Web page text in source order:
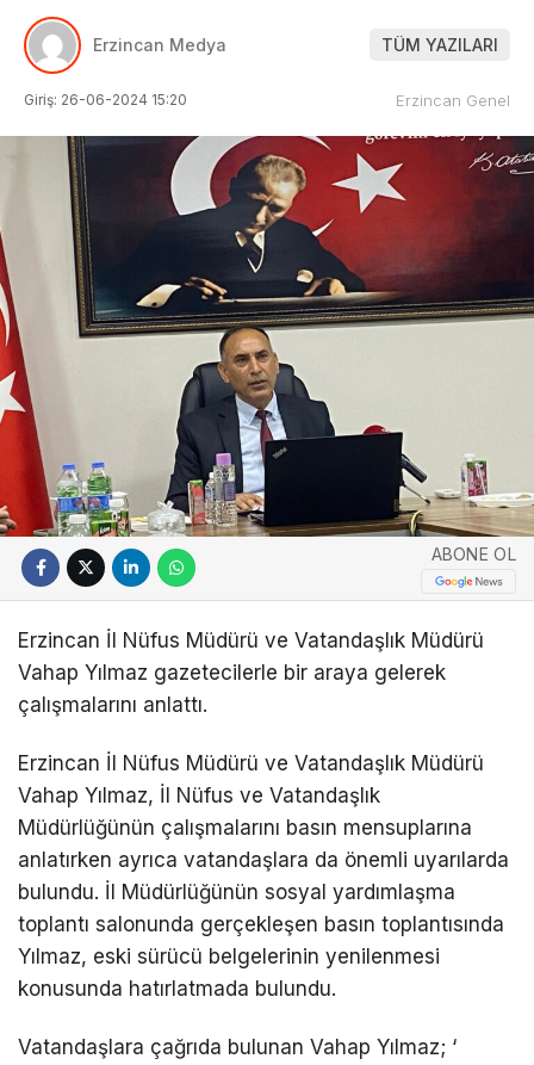
Erzincan Medya TÜM YAZILARI
Giriş: 26-06-2024 15:20 Erzincan Genel
ABONE OL
Erzincan İl Nüfus Müdürü ve Vatandaşlık Müdürü
Vahap Yılmaz gazetecilerle bir araya gelerek
çalışmalarını anlattı.
Erzincan İl Nüfus Müdürü ve Vatandaşlık Müdürü
Vahap Yılmaz, İl Nüfus ve Vatandaşlık
Müdürlüğünün çalışmalarını basın mensuplarına
anlatırken ayrıca vatandaşlara da önemli uyarılarda
bulundu. İl Müdürlüğünün sosyal yardımlaşma
toplantı salonunda gerçekleşen basın toplantısında
Yılmaz, eski sürücü belgelerinin yenilenmesi
konusunda hatırlatmada bulundu.
Vatandaşlara çağrıda bulunan Vahap Yılmaz; ‘